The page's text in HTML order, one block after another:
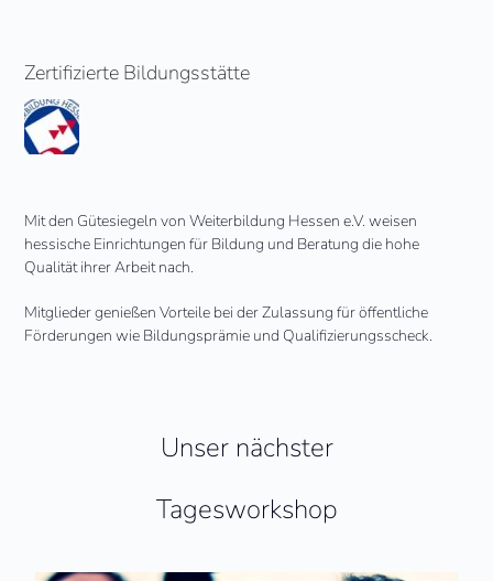
Zertifizierte Bildungsstätte
Mit den Gütesiegeln von Weiterbildung Hessen e.V. weisen
hessische Einrichtungen für Bildung und Beratung die hohe
Qualität ihrer Arbeit nach.
Mitglieder genießen Vorteile bei der Zulassung für öffentliche
Förderungen wie Bildungsprämie und Qualifizierungsscheck.
Unser nächster
Tagesworkshop